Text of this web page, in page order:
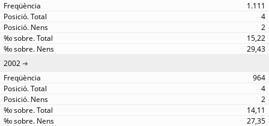
1.111
4
2
15,22
29,43
2002
964
4
2
14,11
27,35